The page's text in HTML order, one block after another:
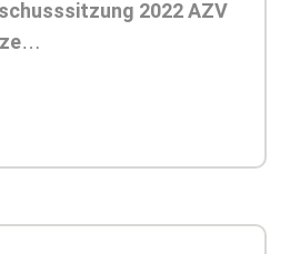
2022 AZV
den 08.09.2022,
Sanderslebener